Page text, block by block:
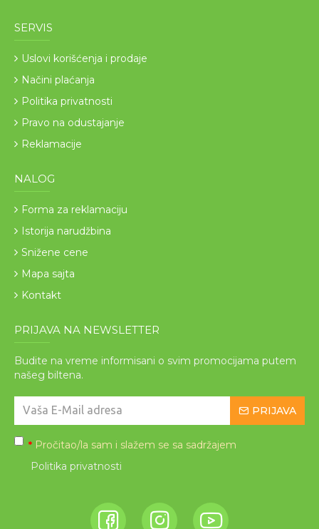
SERVIS
Uslovi korišćenja i prodaje
Načini plaćanja
Politika privatnosti
Pravo na odustajanje
Reklamacije
NALOG
Forma za reklamaciju
Istorija narudžbina
Snižene cene
Mapa sajta
Kontakt
PRIJAVA NA NEWSLETTER
Budite na vreme informisani o svim promocijama putem
našeg biltena.
PRIJAVA
* Pročitao/la sam i slažem se sa sadržajem
Politika privatnosti